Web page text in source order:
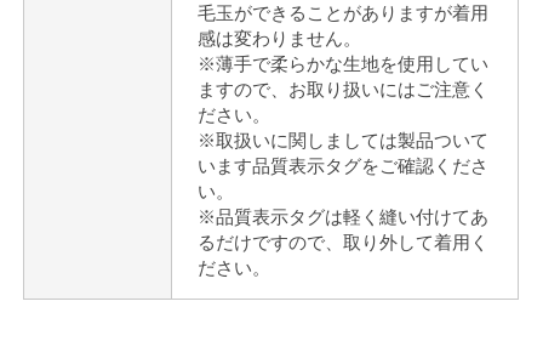
毛玉ができることがありますが着用
感は変わりません。
※薄手で柔らかな生地を使用してい
ますので、お取り扱いにはご注意く
ださい。
※取扱いに関しましては製品ついて
います品質表示タグをご確認くださ
い。
※品質表示タグは軽く縫い付けてあ
るだけですので、取り外して着用く
ださい。